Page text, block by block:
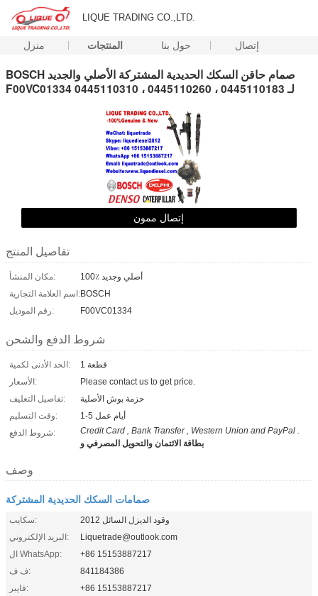
LIQUE TRADING CO.,LTD.
منزل المنتجات حول بنا إتصال
BOSCH صمام حاقن السكك الحديدية المشتركة الأصلي والجديد
F00VC01334 لـ 0445110183 ، 0445110260 ، 0445110310
إتصال ممون
تفاصيل المنتج
مكان المنشأ:
100٪ أصلي وجديد
اسم العلامة التجارية:BOSCH
رقم الموديل:
F00VC01334
شروط الدفع والشحن
الحد الأدنى لكمية:
1 قطعة
الأسعار:
Please contact us to get price.
تفاصيل التغليف:
حزمة بوش الأصلية
وقت التسليم:
1-5 أيام عمل
شروط الدفع:
Credit Card , Bank Transfer , Western Union and PayPal .
بطاقة الائتمان والتحويل المصرفي و
وصف
صمامات السكك الحديدية المشتركة
سكايب:
وقود الديزل السائل 2012
البريد الإلكتروني:
Liquetrade@outlook.com
ال WhatsApp:
+86 15153887217
ف ف:
841184386
فايبر:
+86 15153887217